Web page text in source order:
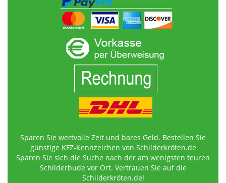
Sparen Sie wertvolle Zeit und bares Geld. Bestellen Sie
günstige KFZ-Kennzeichen von Schilderkröten.de
Sparen Sie sich die Suche nach der am wenigsten teuren
Schilderbude vor Ort. Vertrauen Sie auf die
Schilderkröten.de!